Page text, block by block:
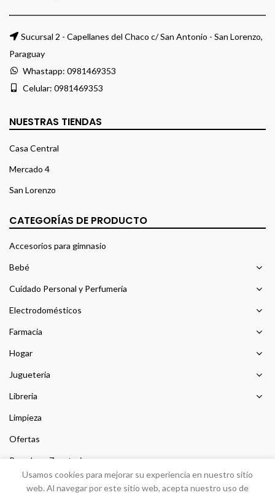
Sucursal 2 - Capellanes del Chaco c/ San Antonio - San Lorenzo,
Paraguay
Whastapp: 0981469353
Celular: 0981469353
NUESTRAS TIENDAS
Casa Central
Mercado 4
San Lorenzo
CATEGORÍAS DE PRODUCTO
Accesorios para gimnasio
Bebé
Cuidado Personal y Perfumería
Electrodomésticos
Farmacia
Hogar
Jugueteria
Libreria
Limpieza
Ofertas
Prendas y Zapateria
Usamos cookies para mejorar su experiencia en nuestro sitio
web. Al navegar por este sitio web, acepta nuestro uso de